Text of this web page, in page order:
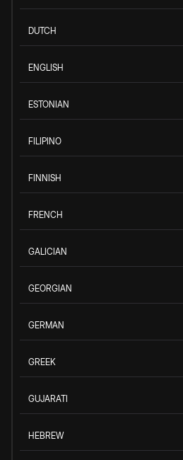
DUTCH
ENGLISH
ESTONIAN
FILIPINO
FINNISH
FRENCH
GALICIAN
GEORGIAN
GERMAN
GREEK
GUJARATI
HEBREW